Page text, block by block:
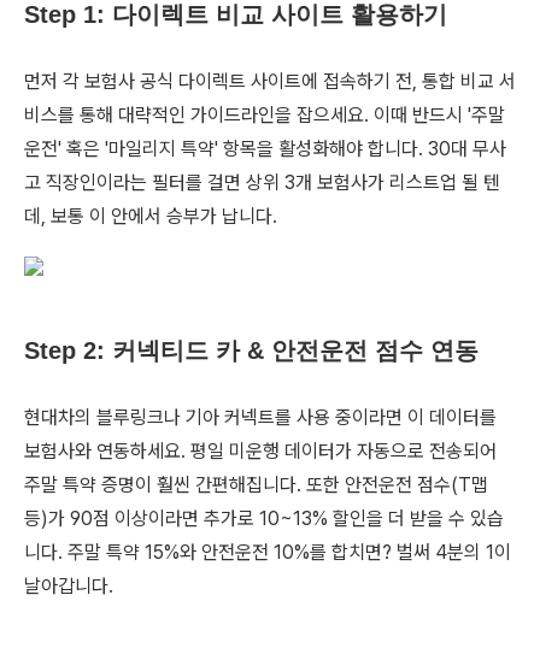
Step 1: 다이렉트 비교 사이트 활용하기
먼저 각 보험사 공식 다이렉트 사이트에 접속하기 전, 통합 비교 서
비스를 통해 대략적인 가이드라인을 잡으세요. 이때 반드시 '주말
운전' 혹은 '마일리지 특약' 항목을 활성화해야 합니다. 30대 무사
고 직장인이라는 필터를 걸면 상위 3개 보험사가 리스트업 될 텐
데, 보통 이 안에서 승부가 납니다.
Step 2: 커넥티드 카 & 안전운전 점수 연동
현대차의 블루링크나 기아 커넥트를 사용 중이라면 이 데이터를
보험사와 연동하세요. 평일 미운행 데이터가 자동으로 전송되어
주말 특약 증명이 훨씬 간편해집니다. 또한 안전운전 점수(T맵
등)가 90점 이상이라면 추가로 10~13% 할인을 더 받을 수 있습
니다. 주말 특약 15%와 안전운전 10%를 합치면? 벌써 4분의 1이
날아갑니다.